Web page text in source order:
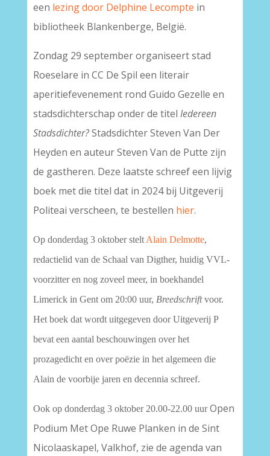
een lezing door Delphine Lecompte in
bibliotheek Blankenberge, België.
Zondag 29 september organiseert stad
Roeselare in CC De Spil een literair
aperitiefevenement rond Guido Gezelle en
stadsdichterschap onder de titel Iedereen
Stadsdichter?Stadsdichter Steven Van Der
Heyden en auteur Steven Van de Putte zijn
de gastheren. Deze laatste schreef een lijvig
boek met die titel dat in 2024 bij Uitgeverij
Politeai verscheen, te bestellen hier.
Op donderdag 3 oktober stelt Alain Delmotte,
redactielid van de Schaal van Digther, huidig VVL-
voorzitter en nog zoveel meer, in boekhandel
Limerick in Gent om 20:00 uur, Breedschriftvoor.
Het boek dat wordt uitgegeven door Uitgeverij P
bevat een aantal beschouwingen over het
prozagedicht en over poëzie in het algemeen die
Alain de voorbije jaren en decennia schreef.
Ook op donderdag 3 oktober 20.00-22.00 uurOpen
Podium Met Ope Ruwe Planken in de Sint
Nicolaaskapel, Valkhof, zie de agenda van